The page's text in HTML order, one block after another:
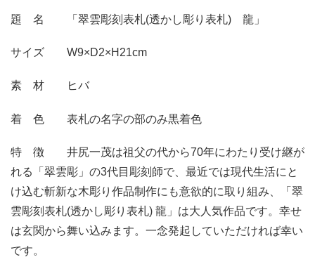
題 名 「翠雲彫刻表札(透かし彫り表札) 龍」
サイズ W9×D2×H21cm
素 材 ヒバ
着 色 表札の名字の部のみ黒着色
特 徴 井尻一茂は祖父の代から70年にわたり受け継が
れる「翠雲彫」の3代目彫刻師で、最近では現代生活にと
け込む斬新な木彫り作品制作にも意欲的に取り組み、「翠
雲彫刻表札(透かし彫り表札) 龍」は大人気作品です。幸せ
は玄関から舞い込みます。一念発起していただければ幸い
です。